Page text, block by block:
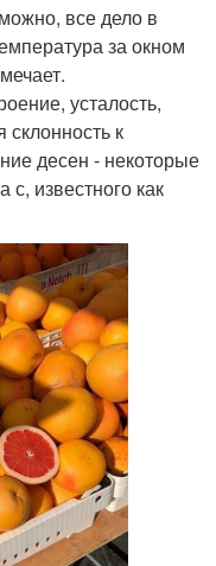
все дело в
за окном
усталость,
к
десен - некоторые
с, известного как